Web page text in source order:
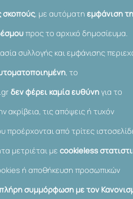
σκοπούς, με αυτόματηεμφάνιση
προς το αρχικό δημοσίευμα.
συλλογής και εμφάνισης
, το
δεν φέρει καμία ευθύνηγια το
ακρίβεια, τις απόψεις ή τυχόν
προέρχονται από τρίτες
μετριέται μεcookieless
ή αποθήκευση προσωπικών
συμμόρφωση με τον